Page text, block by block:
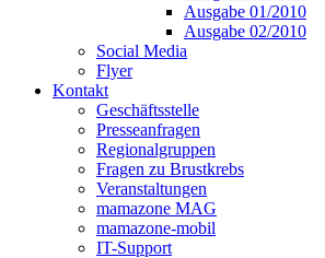
Ausgabe 01/2010
Ausgabe 02/2010
Social Media
Flyer
Kontakt
Geschäftsstelle
Presseanfragen
Regionalgruppen
Fragen zu Brustkrebs
Veranstaltungen
mamazone MAG
mamazone-mobil
IT-Support